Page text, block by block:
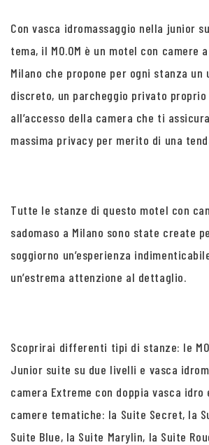
Con vasca idromassaggio nella junior
tema, il MO.OM è un motel con camere
Milano che propone per ogni stanza un
discreto, un parcheggio privato proprio
all’accesso della camera che ti
massima privacy per merito di una
Tutte le stanze di questo motel con
sadomaso a Milano sono state create
soggiorno un’esperienza
un’estrema attenzione al dettaglio.
Scoprirai differenti tipi di stanze: le
Junior suite su due livelli e vasca
camera Extreme con doppia vasca
camere tematiche: la Suite Secret, la
Suite Blue, la Suite Marylin, la Suite